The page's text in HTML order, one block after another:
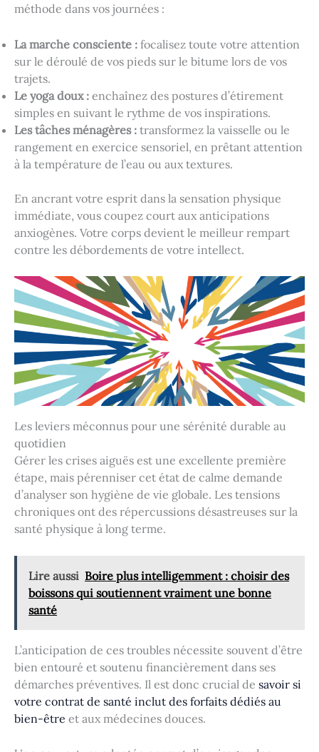
méthode dans vos journées :
La marche consciente : focalisez toute votre attention
sur le déroulé de vos pieds sur le bitume lors de vos
trajets.
Le yoga doux : enchaînez des postures d’étirement
simples en suivant le rythme de vos inspirations.
Les tâches ménagères : transformez la vaisselle ou le
rangement en exercice sensoriel, en prêtant attention
à la température de l’eau ou aux textures.
En ancrant votre esprit dans la sensation physique
immédiate, vous coupez court aux anticipations
anxiogènes. Votre corps devient le meilleur rempart
contre les débordements de votre intellect.
Les leviers méconnus pour une sérénité durable au
quotidien
Gérer les crises aiguës est une excellente première
étape, mais pérenniser cet état de calme demande
d’analyser son hygiène de vie globale. Les tensions
chroniques ont des répercussions désastreuses sur la
santé physique à long terme.
Lire aussi Boire plus intelligemment : choisir des
boissons qui soutiennent vraiment une bonne
santé
L’anticipation de ces troubles nécessite souvent d’être
bien entouré et soutenu financièrement dans ses
démarches préventives. Il est donc crucial de savoir si
votre contrat de santé inclut des forfaits dédiés au
bien-être et aux médecines douces.